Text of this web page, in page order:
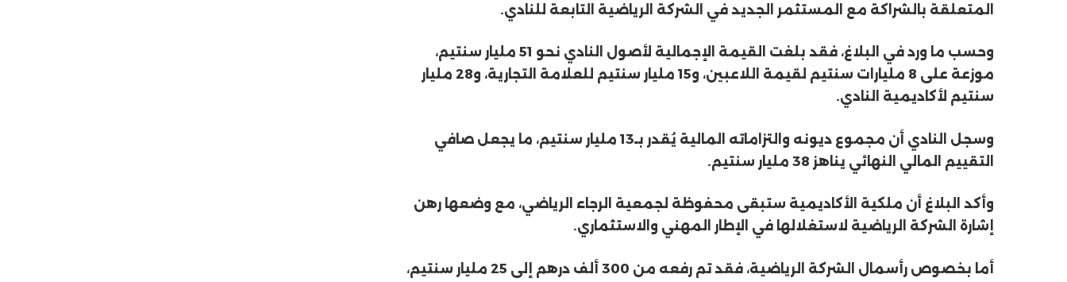
المتعلقة بالشراكة مع المستثمر الجديد في الشركة الرياضية التابعة للنادي.
وحسب ما ورد في البلاغ، فقد بلغت القيمة الإجمالية لأصول النادي نحو 51 مليار سنتيم،
موزعة على 8 مليارات سنتيم لقيمة اللاعبين، و15 مليار سنتيم للعلامة التجارية، و28 مليار
سنتيم لأكاديمية النادي.
وسجل النادي أن مجموع ديونه والتزاماته المالية يُقدر بـ13 مليار سنتيم، ما يجعل صافي
التقييم المالي النهائي يناهز 38 مليار سنتيم.
وأكد البلاغ أن ملكية الأكاديمية ستبقى محفوظة لجمعية الرجاء الرياضي، مع وضعها رهن
إشارة الشركة الرياضية لاستغلالها في الإطار المهني والاستثماري.
أما بخصوص رأسمال الشركة الرياضية، فقد تم رفعه من 300 ألف درهم إلى 25 مليار سنتيم،